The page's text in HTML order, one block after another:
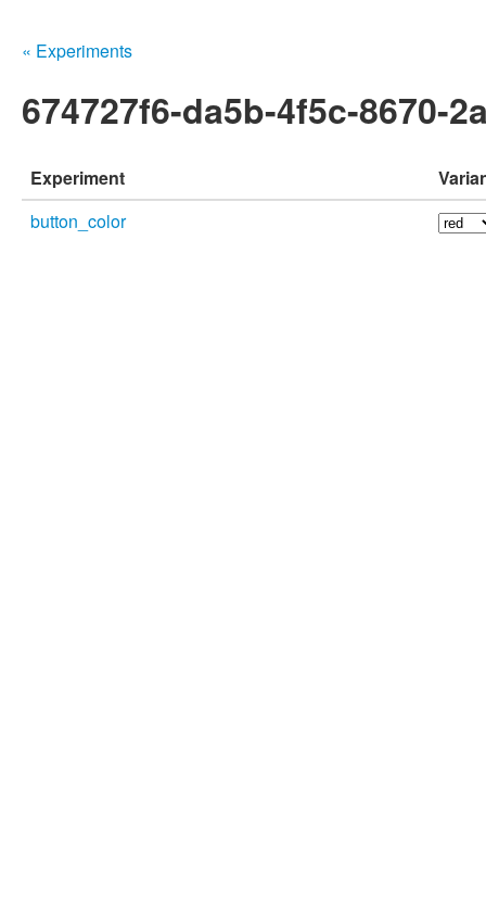
« Experiments
674727f6-da5b-4f5c-8670-
Experiment
button_color